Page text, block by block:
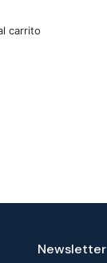
carrito
Newsletter